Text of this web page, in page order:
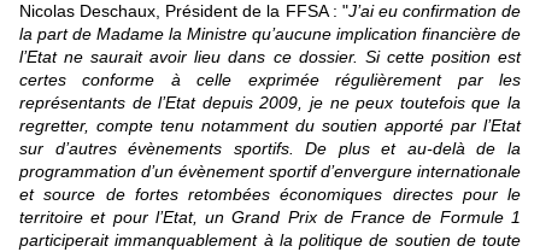
Nicolas Deschaux, Président de la FFSA : "J’ai eu confirmation de
la part de Madame la Ministre qu’aucune implication financière de
l’Etat ne saurait avoir lieu dans ce dossier. Si cette position est
certes conforme à celle exprimée régulièrement par les
représentants de l’Etat depuis 2009, je ne peux toutefois que la
regretter, compte tenu notamment du soutien apporté par l’Etat
sur d’autres évènements sportifs.
De plus et au-delà de la
programmation d’un évènement sportif d’envergure internationale
et source de fortes retombées économiques directes pour le
territoire et pour l’Etat, un Grand Prix de France de Formule 1
participerait immanquablement à la politique de soutien de toute